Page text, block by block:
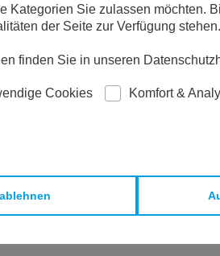
Kategorien Sie zulassen möchten.
der Seite zur Verfügung stehen.
finden Sie in unseren
Cookies Komfort &